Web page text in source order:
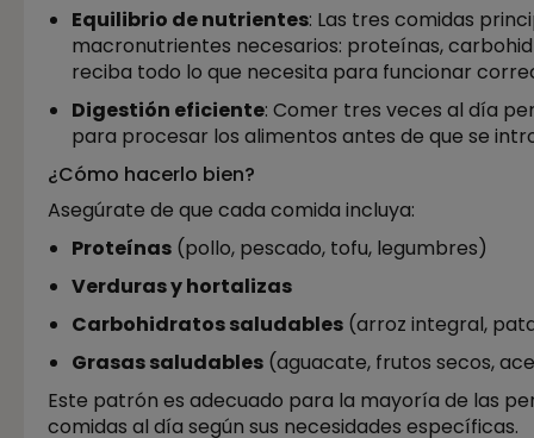
Equilibrio de nutrientes: Las tres comidas
macronutrientes necesarios: proteínas,
reciba todo lo que necesita para funcionar
Digestión eficiente: Comer tres veces al día
para procesar los alimentos antes de que se
¿Cómo hacerlo bien?
Asegúrate de que cada comida incluya:
Proteínas (pollo, pescado, tofu, legumbres)
Verduras y hortalizas
Carbohidratos saludables (arroz integral,
Grasas saludables (aguacate, frutos secos,
Este patrón es adecuado para la mayoría de las
comidas al día según sus necesidades específicas.